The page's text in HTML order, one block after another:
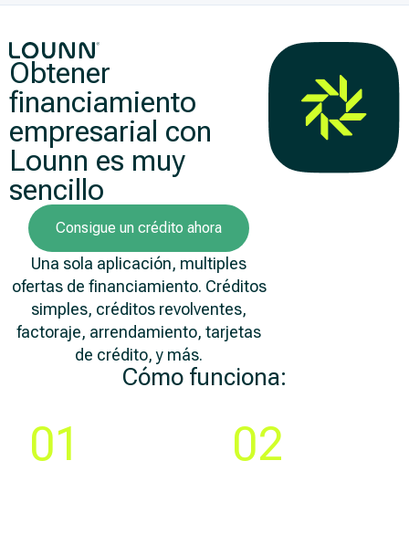
Obtener
financiamiento
empresarial con
Lounn es muy
sencillo
Consigue un crédito ahora
Una sola aplicación, multiples
ofertas de financiamiento. Créditos
simples, créditos revolventes,
factoraje, arrendamiento, tarjetas
de crédito, y más.
Cómo funciona:
01 02